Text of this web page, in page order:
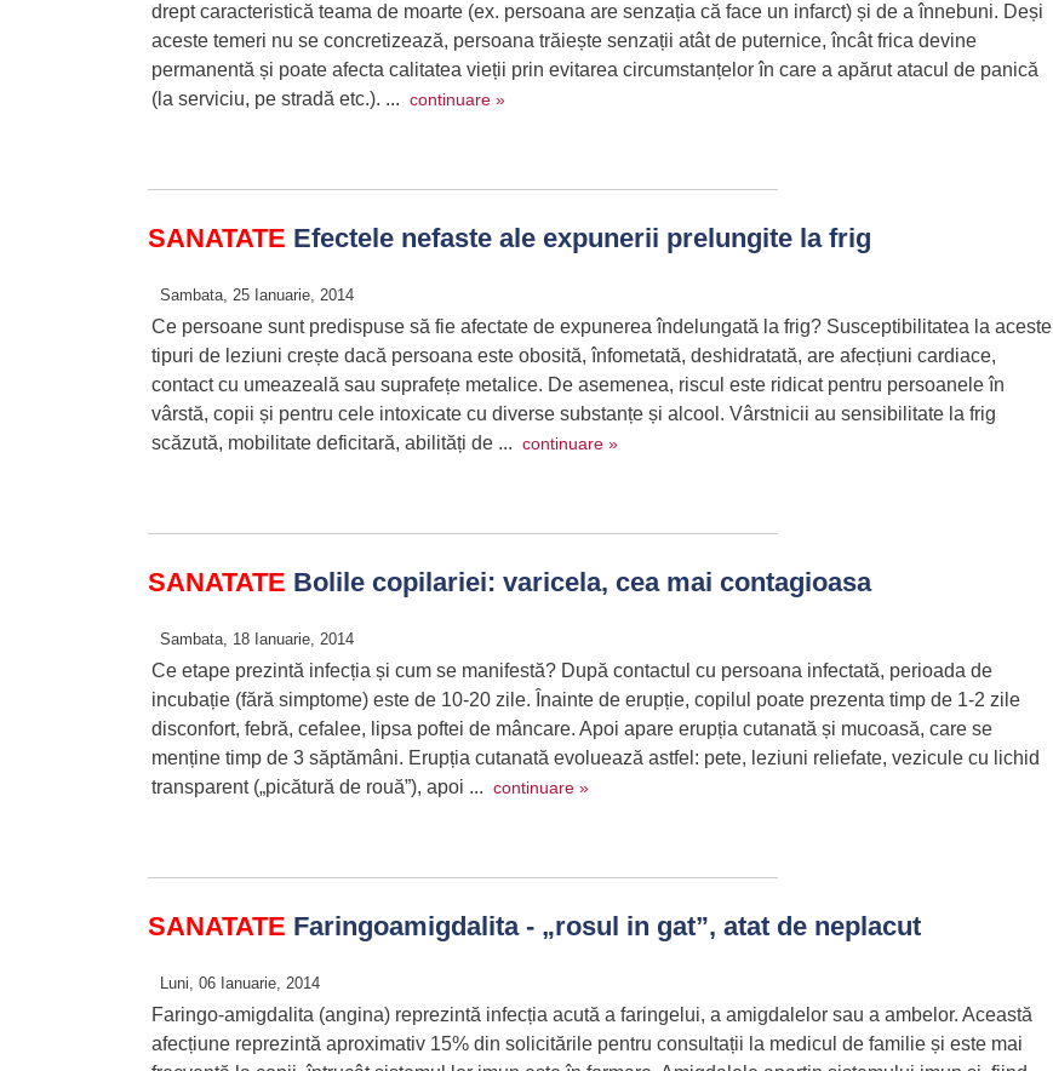
drept caracteristică teama de moarte (ex. persoana are senzația că face un infarct) și de a înnebuni. Deși
aceste temeri nu se concretizează, persoana trăiește senzații atât de puternice, încât frica devine
permanentă și poate afecta calitatea vieții prin evitarea circumstanțelor în care a apărut atacul de panică
(la serviciu, pe stradă etc.). ... continuare »
SANATATE Efectele nefaste ale expunerii prelungite la frig
Sambata, 25 Ianuarie, 2014
Ce persoane sunt predispuse să fie afectate de expunerea îndelungată la frig? Susceptibilitatea la aceste
tipuri de leziuni crește dacă persoana este obosită, înfometată, deshidratată, are afecțiuni cardiace,
contact cu umeazeală sau suprafețe metalice. De asemenea, riscul este ridicat pentru persoanele în
vârstă, copii și pentru cele intoxicate cu diverse substanțe și alcool. Vârstnicii au sensibilitate la frig
scăzută, mobilitate deficitară, abilități de ... continuare »
SANATATE Bolile copilariei: varicela, cea mai contagioasa
Sambata, 18 Ianuarie, 2014
Ce etape prezintă infecția și cum se manifestă? După contactul cu persoana infectată, perioada de
incubație (fără simptome) este de 10-20 zile. Înainte de erupție, copilul poate prezenta timp de 1-2 zile
disconfort, febră, cefalee, lipsa poftei de mâncare. Apoi apare erupția cutanată și mucoasă, care se
menține timp de 3 săptămâni. Erupția cutanată evoluează astfel: pete, leziuni reliefate, vezicule cu lichid
transparent („picătură de rouă”), apoi ... continuare »
SANATATE Faringoamigdalita - „rosul in gat”, atat de neplacut
Luni, 06 Ianuarie, 2014
Faringo-amigdalita (angina) reprezintă infecția acută a faringelui, a amigdalelor sau a ambelor. Această
afecțiune reprezintă aproximativ 15% din solicitările pentru consultații la medicul de familie și este mai